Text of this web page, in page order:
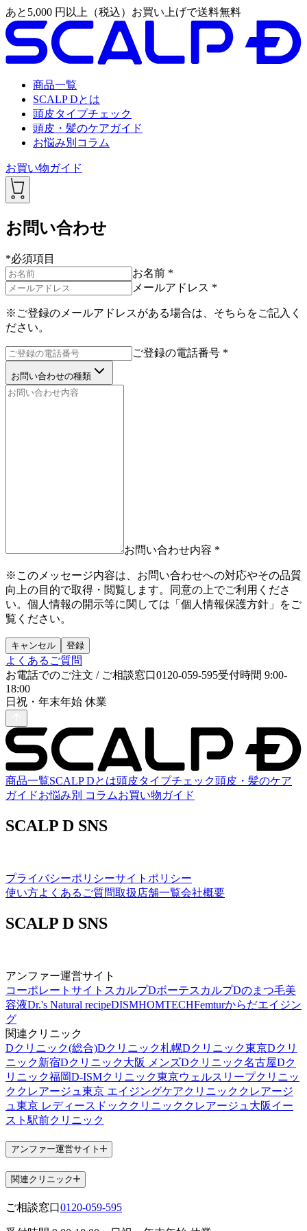
あと 5,000 円以上（税込）お買い上げで送料無料
商品一覧
SCALP Dとは
頭皮タイプチェック
頭皮・髪のケアガイド
お悩み別コラム
お買い物ガイド
お問い合わせ
*必須項目
お名前 *
メールアドレス *
※ ご登録のメールアドレスがある場合は、そちらをご記入く
ださい。
ご登録の電話番号 *
お問い合わせの種類
お問い合わせ内容 *
※ このメッセージ内容は、お問い合わせへの対応やその品質
向上の目的で取得・閲覧します。同意の上でご利用くださ
い。個人情報の開示等に関しては「個人情報保護方針」をご
覧ください。
キャンセル 登録
よくあるご質問
お電話でのご注文 / ご相談窓口0120-059-595受付時間 9:00-
18:00
日祝・年末年始 休業
商品一覧SCALP Dとは頭皮タイプチェック頭皮・髪のケア
ガイドお悩み別 コラムお買い物ガイド
SCALP D SNS
プライバシーポリシーサイトポリシー
使い方よくあるご質問取扱店舗一覧会社概要
SCALP D SNS
アンファー運営サイト
コーポレートサイト スカルプDボーテスカルプDのまつ毛美
容液Dr.'s Natural recipeDISMHOMTECHFemturからだエイジン
グ
関連クリニック
Dクリニック(総合)Dクリニック札幌Dクリニック東京Dクリ
ニック新宿Dクリニック大阪 メンズDクリニック名古屋Dク
リニック福岡D-ISMクリニック東京ウェルスリープクリニッ
ク クレアージュ東京 エイジングケアクリニック クレアージ
ュ東京 レディースドッククリニック クレアージュ大阪イー
スト駅前クリニック
アンファー運営サイト
関連クリニック
ご相談窓口0120-059-595